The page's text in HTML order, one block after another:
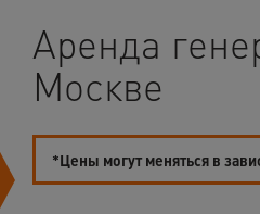
Аренда
Москве
*Цены могут меняться в